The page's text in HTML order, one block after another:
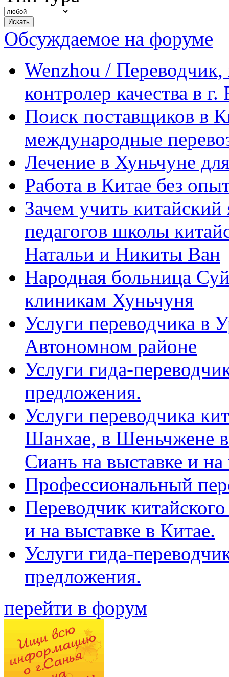
Обсуждаемое на форуме
Wenzhou / Переводчик,
контролер качества в
Поиск поставщиков в
международные
Лечение в Хуньчуне
Работа в Китае без
Зачем учить
педагогов школы
Натальи и Никиты Ван
Народная больница
клиникам Хуньчуня
Услуги переводчика в
Автономном районе
Услуги гида-
предложения.
Услуги переводчика
Шанхае, в Шеньчжене
Сиань на выставке и
Профессиональный
Переводчик
и на выставке в Китае.
Услуги гида-
предложения.
перейти в форум